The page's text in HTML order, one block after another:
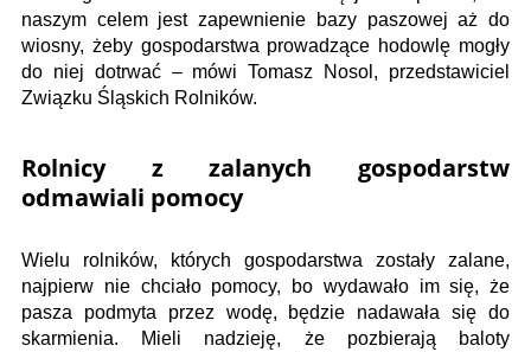
naszym celem jest zapewnienie bazy paszowej aż do
wiosny, żeby gospodarstwa prowadzące hodowlę mogły
do niej dotrwać – mówi Tomasz Nosol, przedstawiciel
Związku Śląskich Rolników.
Rolnicy z zalanych gospodarstw
odmawiali pomocy
Wielu rolników, których gospodarstwa zostały zalane,
najpierw nie chciało pomocy, bo wydawało im się, że
pasza podmyta przez wodę, będzie nadawała się do
skarmienia. Mieli nadzieję, że pozbierają baloty